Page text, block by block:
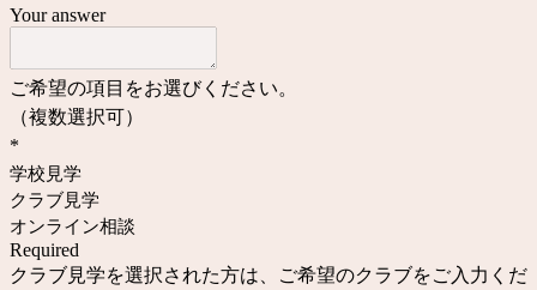
Your answer
ご希望の項目をお選びください。
（複数選択可）
*
学校見学
クラブ見学
オンライン相談
Required
クラブ見学を選択された方は、ご希望のクラブをご入力くだ